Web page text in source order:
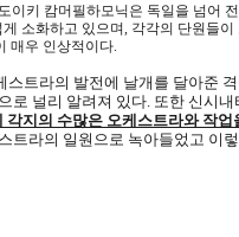
이키 캄머필하모닉은 독일을 넘어
소화하고 있으며, 각각의 단원들
매우 인상적이다.
스트라의 발전에 날개를 달아준
로 널리 알려져 있다. 또한 신시내
지의 수많은 오케스트라와 작업
트라의 일원으로 녹아들었고 이